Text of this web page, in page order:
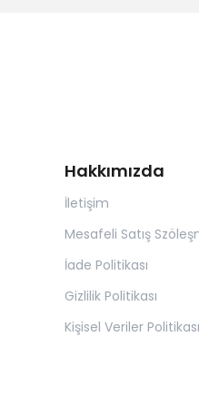
Hakkımızda
İletişim
Mesafeli Satış
İade Politikası
Gizlilik Politikası
Kişisel Veriler Politikası